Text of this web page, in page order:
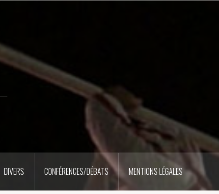
DIVERS CONFÉRENCES/DÉBATS MENTIONS LÉGALES